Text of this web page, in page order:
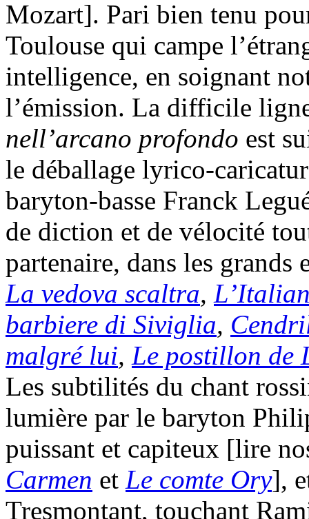
Mozart]. Pari bien tenu
Toulouse qui campe
intelligence, en soignant
l’émission. La difficile
nell’arcano profondo est
le déballage lyrico-
baryton-basse Franck
de diction et de vélocité
partenaire, dans les grands
La vedova scaltra,
barbiere di Siviglia,
malgré lui, Le postillon de
Les subtilités du chant
lumière par le baryton
puissant et capiteux [lire
Carmen et Le comte Ory],
Tresmontant, touchant